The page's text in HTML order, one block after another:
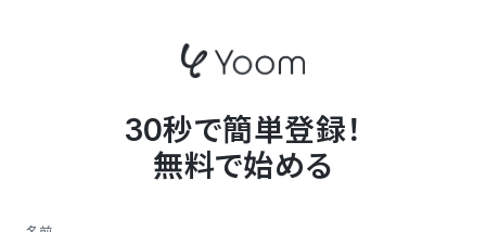
30秒で簡単登録！
無料で始める